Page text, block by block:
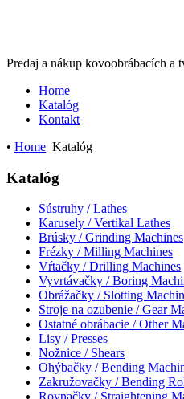
Predaj a nákup kovoobrábacích a
Home
Katalóg
Kontakt
• Home Katalóg
Katalóg
Sústruhy / Lathes
Karusely / Vertikal Lathes
Brúsky / Grinding Machines
Frézky / Milling Machines
Vŕtačky / Drilling Machines
Vyvrtávačky / Boring
Obrážačky / Slotting
Stroje na ozubenie / Gear
Ostatné obrábacie / Other
Lisy / Presses
Nožnice / Shears
Ohýbačky / Bending
Zakružovačky / Bending